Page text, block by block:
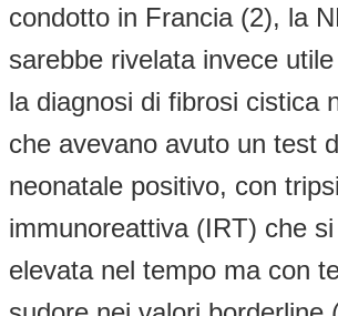
condotto in Francia (2), la
sarebbe rivelata invece
la diagnosi di fibrosi cistica
che avevano avuto un test
neonatale positivo, con
immunoreattiva (IRT) che
elevata nel tempo ma con